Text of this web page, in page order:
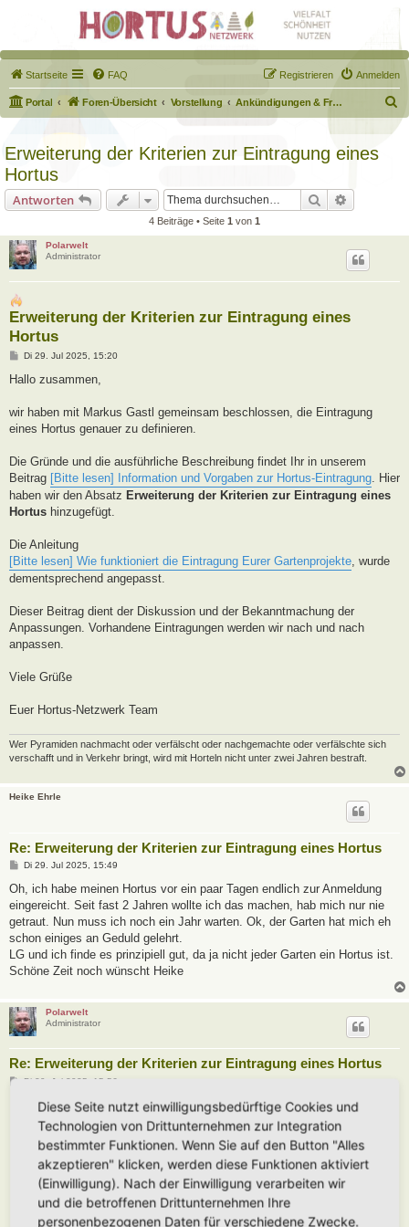
Startseite FAQ Anmelden
Registrieren
Portal Foren-Übersicht Vorstellung Ankündigungen & Fragen zum Forum
u
Erweiterung der Kriterien zur Eintragung eines
Hortus
Antworten Suche
4 Beiträge • Seite 1 von 1
Polarwelt
Administrator
Erweiterung der Kriterien zur Eintragung eines
Hortus
B
i
a
Di 29. Jul 2025, 15:20
Hallo zusammen,
wir haben mit Markus Gastl gemeinsam beschlossen, die Eintragung
eines Hortus genauer zu definieren.
Die Gründe und die ausführliche Beschreibung findet Ihr in unserem
Beitrag [Bitte lesen] Information und Vorgaben zur Hortus-Eintragung . Hier
haben wir den Absatz Erweiterung der Kriterien zur Eintragung eines
Hortus hinzugefügt.
Die Anleitung
[Bitte lesen] Wie funktioniert die Eintragung Eurer Gartenprojekte , wurde
dementsprechend angepasst.
Dieser Beitrag dient der Diskussion und der Bekanntmachung der
Anpassungen. Vorhandene Eintragungen werden wir nach und nach
anpassen.
Viele Grüße
Euer Hortus-Netzwerk Team
Wer Pyramiden nachmacht oder verfälscht oder nachgemachte oder verfälschte sich
verschafft und in Verkehr bringt, wird mit Horteln nicht unter zwei Jahren bestraft.
Heike Ehrle
Re: Erweiterung der Kriterien zur Eintragung eines Hortus
B
i
r
a
Di 29. Jul 2025, 15:49
Oh, ich habe meinen Hortus vor ein paar Tagen endlich zur Anmeldung
eingereicht. Seit fast 2 Jahren wollte ich das machen, hab mich nur nie
getraut. Nun muss ich noch ein Jahr warten. Ok, der Garten hat mich eh
schon einiges an Geduld gelehrt.
LG und ich finde es prinzipiell gut, da ja nicht jeder Garten ein Hortus ist.
Schöne Zeit noch wünscht Heike
Polarwelt
Administrator
Re: Erweiterung der Kriterien zur Eintragung eines Hortus
BDi 29. Jul 2025, 15:56
Heike Ehrlehat geschrieben:
Oh, ich habe meinen Hortus vor ein paar Tagen endlich zur Anmeldung
eingereicht. Seit fast 2 Jahren wollte ich das machen, hab mich nur nie
getraut. Nun muss ich noch ein Jahr warten. Ok, der Garten hat mich eh
schon einiges an Geduld gelehrt.
LG und ich finde es prinzipiell gut, da ja nicht jeder Garten ein Hortus
ist.
Diese Seite nutzt einwilligungsbedürftige Cookies und
Technologien von Drittunternehmen zur Integration
bestimmter Funktionen. Wenn Sie auf den Button "Alles
akzeptieren" klicken, werden diese Funktionen aktiviert
(Einwilligung). Nach der Einwilligung verarbeiten wir
und die betroffenen Drittunternehmen Ihre
personenbezogenen Daten für verschiedene Zwecke.